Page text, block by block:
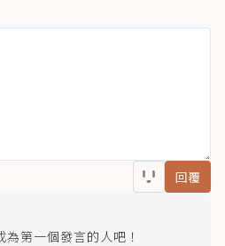
回覆
第一個發言的人吧！